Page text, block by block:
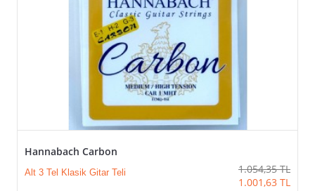
Hannabach Carbon
Alt 3 Tel Klasik Gitar Teli 1.054,35 TL
1.001,63 TL